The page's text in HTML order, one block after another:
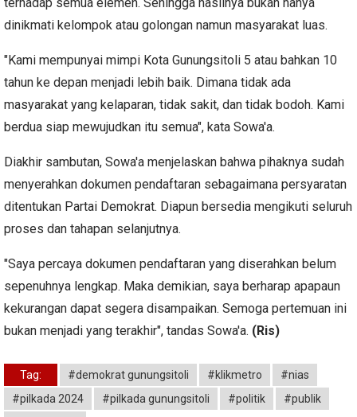
dinikmati kelompok atau golongan namun masyarakat luas.
"Kami mempunyai mimpi Kota Gunungsitoli 5 atau bahkan 10
tahun ke depan menjadi lebih baik. Dimana tidak ada
masyarakat yang kelaparan, tidak sakit, dan tidak bodoh. Kami
berdua siap mewujudkan itu semua", kata Sowa'a.
Diakhir sambutan, Sowa'a menjelaskan bahwa pihaknya sudah
menyerahkan dokumen pendaftaran sebagaimana persyaratan
ditentukan Partai Demokrat. Diapun bersedia mengikuti seluruh
proses dan tahapan selanjutnya.
"Saya percaya dokumen pendaftaran yang diserahkan belum
sepenuhnya lengkap. Maka demikian, saya berharap apapaun
kekurangan dapat segera disampaikan. Semoga pertemuan ini
bukan menjadi yang terakhir", tandas Sowa'a. (Ris)
Tag: #demokrat gunungsitoli #klikmetro
#nias
#pilkada 2024
#pilkada gunungsitoli #politik
#publik